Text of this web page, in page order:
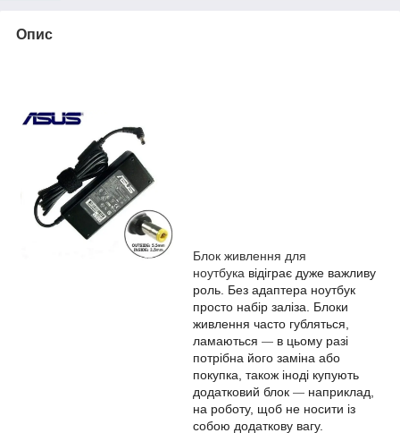
Опис
Блок живлення для
ноутбука відіграє дуже важливу
роль. Без адаптера ноутбук
просто набір заліза. Блоки
живлення часто губляться,
ламаються — в цьому разі
потрібна його заміна або
покупка, також іноді купують
додатковий блок — наприклад,
на роботу, щоб не носити із
собою додаткову вагу.